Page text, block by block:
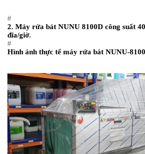
#
2. Máy rửa bát NUNU 8100D công suất
đĩa/giờ.
#
Hình ảnh thực tế máy rửa bát NUNU-